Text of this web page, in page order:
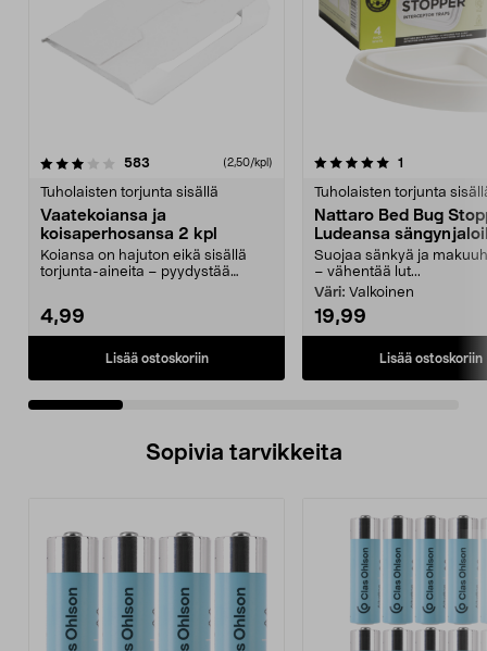
583 (2,50/kpl)
Tuholaisten torjunta sisällä
Vaatekoiansa ja
koisaperhosansa 2 kpl
Koiansa on hajuton eikä sisällä
torjunta-aineita – pyydystää
4,99
Lisää ostoskoriin
5.0 viidestä
1
Tuholaisten torjunta
Nattaro Bed Bug
Ludeansa
kpl
Suojaa sänkyä ja
– vähentää lut...
Väri: Valkoinen
19,99
Lisää ostoskoriin
3.0 viidestä
Sopivia tarvikkeita